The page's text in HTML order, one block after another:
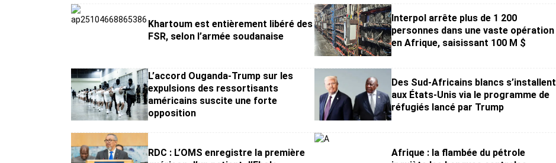
Khartoum est entièrement libéré des
FSR, selon l’armée soudanaise
Interpol arrête plus de 1 200
personnes dans une vaste opération
en Afrique, saisissant 100 M $
L’accord Ouganda-Trump sur les
expulsions des ressortisants
américains suscite une forte
opposition
Des Sud-Africains blancs s’installent
aux États-Unis via le programme de
réfugiés lancé par Trump
RDC : L’OMS enregistre la première
Afrique : la flambée du pétrole